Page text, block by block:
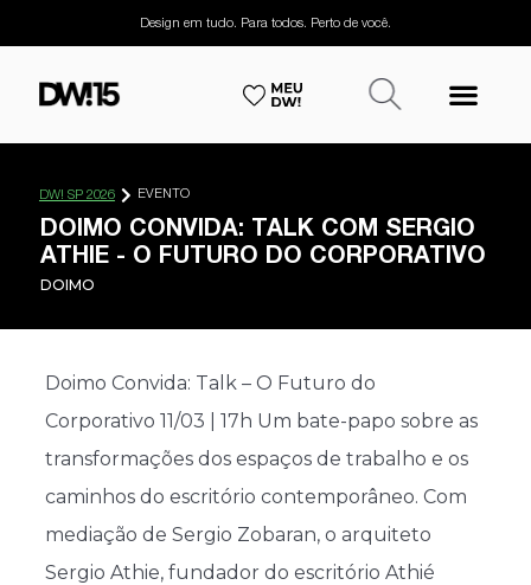
Design em tudo. Para todos. Perto de você.
DW! SP 2026 EVENTO
DOIMO CONVIDA: TALK COM SERGIO
ATHIE - O FUTURO DO CORPORATIVO
DOIMO
Doimo Convida: Talk – O Futuro do
Corporativo 11/03 | 17h Um bate-papo sobre as
transformações dos espaços de trabalho e os
caminhos do escritório contemporâneo. Com
mediação de Sergio Zobaran, o arquiteto
Sergio Athie, fundador do escritório Athié